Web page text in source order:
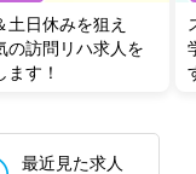
土日休みを狙え
の訪問リハ求人を
ます！
最近見た求人